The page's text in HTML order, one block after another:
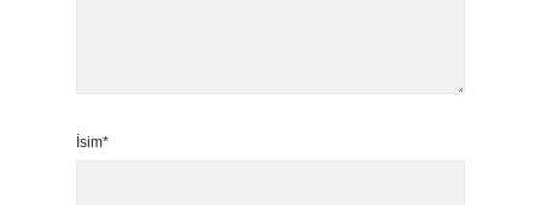
İsim*